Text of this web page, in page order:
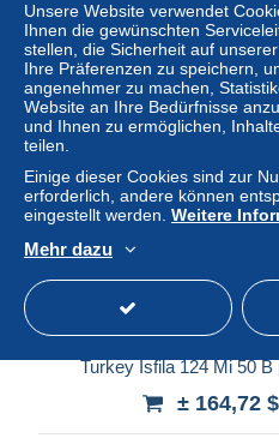
Status
Neu
Kostenloser Versand
Turkey Isfila 124 Mi 50
± 164,72 $
Unsere Website verwendet
Ihnen die gewünschten
stellen, die Sicherheit auf
Ihre Präferenzen zu speichern,
angenehmer zu machen,
Website an Ihre Bedürfnisse
und Ihnen zu ermöglichen,
teilen.
Einige dieser Cookies sind zur
erforderlich, andere können
eingestellt werden. Weitere
Mehr dazu